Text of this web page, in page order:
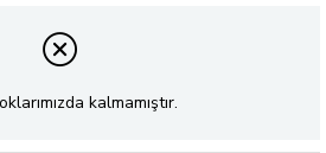
kalmamıştır.